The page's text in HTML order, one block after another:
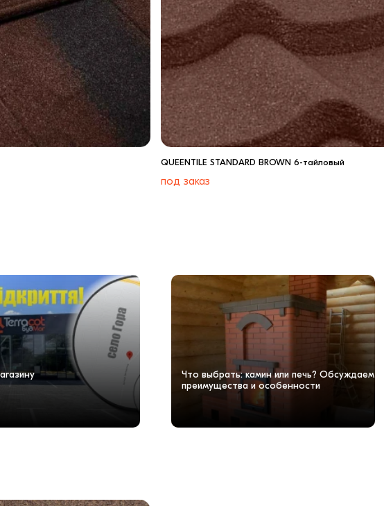
QUEENTILE STANDARD BROWN 6-тайловый
под заказ
Что выбрать: камин или печь? Обсуждаем
преимущества и особенности